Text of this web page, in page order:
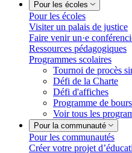
Pour les écoles
Pour les écoles
Visiter un palais de justice
Faire venir un·e
Ressources pédagogiques
Programmes scolaires
Tournoi de procès
Défi de la Charte
Défi d'affiches
Programme de
Voir tous les
Pour la communauté
Pour les communautés
Créer votre projet